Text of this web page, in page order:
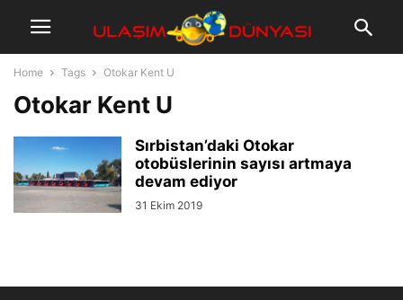
Home Tags Otokar Kent U
Otokar Kent U
Sırbistan’daki Otokar
otobüslerinin sayısı artmaya
devam ediyor
31 Ekim 2019